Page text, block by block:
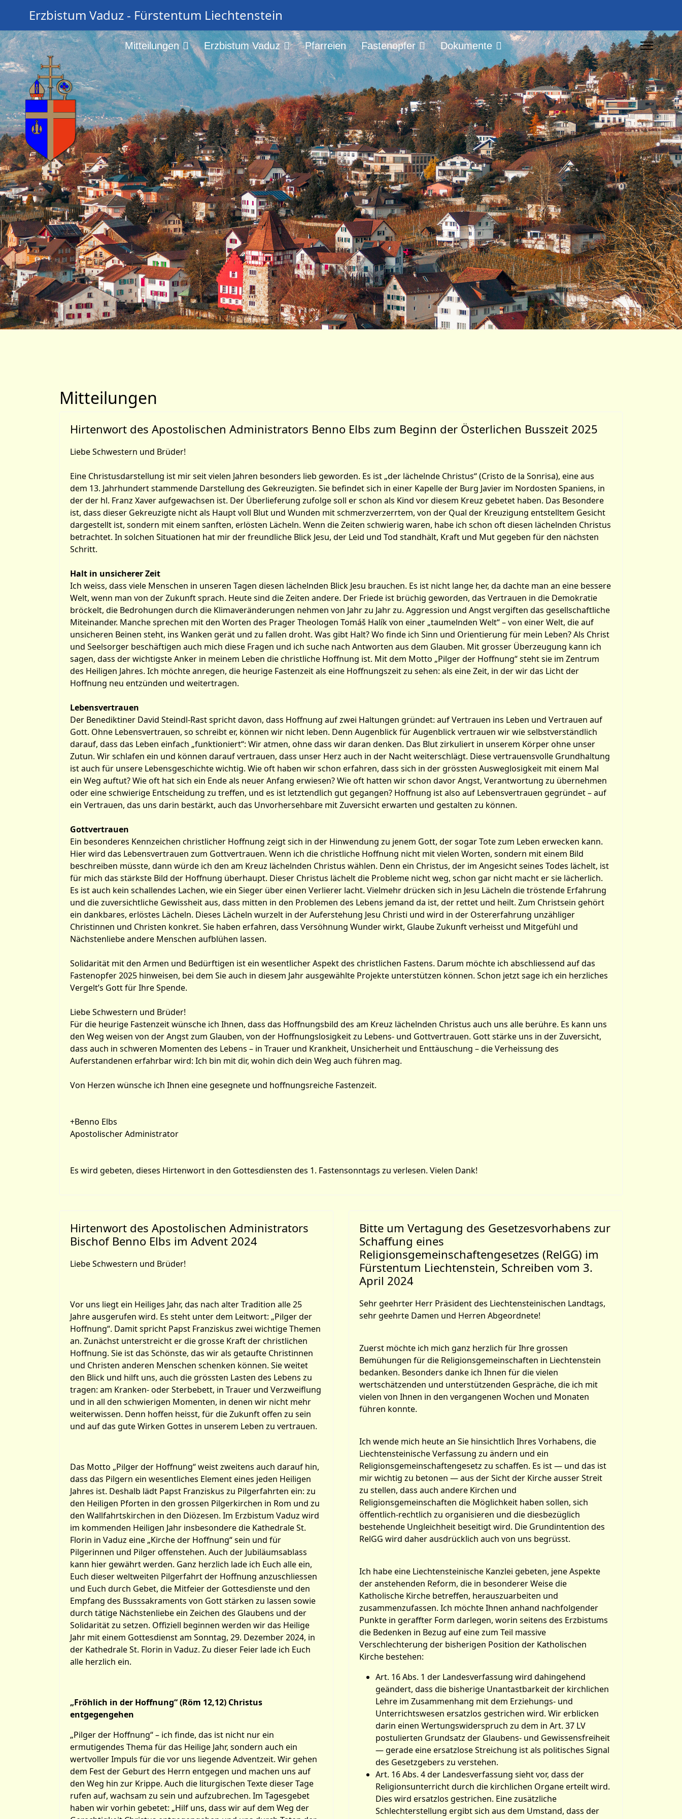
Erzbistum Vaduz - Fürstentum Liechtenstein
Mitteilungen Erzbistum Vaduz Pfarreien Fastenopfer Dokumente
Mitteilungen
Hirtenwort des Apostolischen Administrators Benno Elbs zum Beginn der Österlichen Busszeit 2025
Liebe Schwestern und Brüder!
Eine Christusdarstellung ist mir seit vielen Jahren besonders lieb geworden. Es ist „der lächelnde Christus“ (Cristo de la Sonrisa), eine aus
dem 13. Jahrhundert stammende Darstellung des Gekreuzigten. Sie befindet sich in einer Kapelle der Burg Javier im Nordosten Spaniens, in
der der hl. Franz Xaver aufgewachsen ist. Der Überlieferung zufolge soll er schon als Kind vor diesem Kreuz gebetet haben. Das Besondere
ist, dass dieser Gekreuzigte nicht als Haupt voll Blut und Wunden mit schmerzverzerrtem, von der Qual der Kreuzigung entstelltem Gesicht
dargestellt ist, sondern mit einem sanften, erlösten Lächeln. Wenn die Zeiten schwierig waren, habe ich schon oft diesen lächelnden Christus
betrachtet. In solchen Situationen hat mir der freundliche Blick Jesu, der Leid und Tod standhält, Kraft und Mut gegeben für den nächsten
Schritt.
Halt in unsicherer Zeit
Ich weiss, dass viele Menschen in unseren Tagen diesen lächelnden Blick Jesu brauchen. Es ist nicht lange her, da dachte man an eine bessere
Welt, wenn man von der Zukunft sprach. Heute sind die Zeiten andere. Der Friede ist brüchig geworden, das Vertrauen in die Demokratie
bröckelt, die Bedrohungen durch die Klimaveränderungen nehmen von Jahr zu Jahr zu. Aggression und Angst vergiften das gesellschaftliche
Miteinander. Manche sprechen mit den Worten des Prager Theologen Tomáš Halík von einer „taumelnden Welt“ – von einer Welt, die auf
unsicheren Beinen steht, ins Wanken gerät und zu fallen droht. Was gibt Halt? Wo finde ich Sinn und Orientierung für mein Leben? Als Christ
und Seelsorger beschäftigen auch mich diese Fragen und ich suche nach Antworten aus dem Glauben. Mit grosser Überzeugung kann ich
sagen, dass der wichtigste Anker in meinem Leben die christliche Hoffnung ist. Mit dem Motto „Pilger der Hoffnung“ steht sie im Zentrum
des Heiligen Jahres. Ich möchte anregen, die heurige Fastenzeit als eine Hoffnungszeit zu sehen: als eine Zeit, in der wir das Licht der
Hoffnung neu entzünden und weitertragen.
Lebensvertrauen
Der Benediktiner David Steindl-Rast spricht davon, dass Hoffnung auf zwei Haltungen gründet: auf Vertrauen ins Leben und Vertrauen auf
Gott. Ohne Lebensvertrauen, so schreibt er, können wir nicht leben. Denn Augenblick für Augenblick vertrauen wir wie selbstverständlich
darauf, dass das Leben einfach „funktioniert“: Wir atmen, ohne dass wir daran denken. Das Blut zirkuliert in unserem Körper ohne unser
Zutun. Wir schlafen ein und können darauf vertrauen, dass unser Herz auch in der Nacht weiterschlägt. Diese vertrauensvolle Grundhaltung
ist auch für unsere Lebensgeschichte wichtig. Wie oft haben wir schon erfahren, dass sich in der grössten Ausweglosigkeit mit einem Mal
ein Weg auftut? Wie oft hat sich ein Ende als neuer Anfang erwiesen? Wie oft hatten wir schon davor Angst, Verantwortung zu übernehmen
oder eine schwierige Entscheidung zu treffen, und es ist letztendlich gut gegangen? Hoffnung ist also auf Lebensvertrauen gegründet – auf
ein Vertrauen, das uns darin bestärkt, auch das Unvorhersehbare mit Zuversicht erwarten und gestalten zu können.
Gottvertrauen
Ein besonderes Kennzeichen christlicher Hoffnung zeigt sich in der Hinwendung zu jenem Gott, der sogar Tote zum Leben erwecken kann.
Hier wird das Lebensvertrauen zum Gottvertrauen. Wenn ich die christliche Hoffnung nicht mit vielen Worten, sondern mit einem Bild
beschreiben müsste, dann würde ich den am Kreuz lächelnden Christus wählen. Denn ein Christus, der im Angesicht seines Todes lächelt, ist
für mich das stärkste Bild der Hoffnung überhaupt. Dieser Christus lächelt die Probleme nicht weg, schon gar nicht macht er sie lächerlich.
Es ist auch kein schallendes Lachen, wie ein Sieger über einen Verlierer lacht. Vielmehr drücken sich in Jesu Lächeln die tröstende Erfahrung
und die zuversichtliche Gewissheit aus, dass mitten in den Problemen des Lebens jemand da ist, der rettet und heilt. Zum Christsein gehört
ein dankbares, erlöstes Lächeln. Dieses Lächeln wurzelt in der Auferstehung Jesu Christi und wird in der Ostererfahrung unzähliger
Christinnen und Christen konkret. Sie haben erfahren, dass Versöhnung Wunder wirkt, Glaube Zukunft verheisst und Mitgefühl und
Nächstenliebe andere Menschen aufblühen lassen.
Solidarität mit den Armen und Bedürftigen ist ein wesentlicher Aspekt des christlichen Fastens. Darum möchte ich abschliessend auf das
Fastenopfer 2025 hinweisen, bei dem Sie auch in diesem Jahr ausgewählte Projekte unterstützen können. Schon jetzt sage ich ein herzliches
Vergelt’s Gott für Ihre Spende.
Liebe Schwestern und Brüder!
Für die heurige Fastenzeit wünsche ich Ihnen, dass das Hoffnungsbild des am Kreuz lächelnden Christus auch uns alle berühre. Es kann uns
den Weg weisen von der Angst zum Glauben, von der Hoffnungslosigkeit zu Lebens- und Gottvertrauen. Gott stärke uns in der Zuversicht,
dass auch in schweren Momenten des Lebens – in Trauer und Krankheit, Unsicherheit und Enttäuschung – die Verheissung des
Auferstandenen erfahrbar wird: Ich bin mit dir, wohin dich dein Weg auch führen mag.
Von Herzen wünsche ich Ihnen eine gesegnete und hoffnungsreiche Fastenzeit.
+Benno Elbs
Apostolischer Administrator
Es wird gebeten, dieses Hirtenwort in den Gottesdiensten des 1. Fastensonntags zu verlesen. Vielen Dank!
Hirtenwort des Apostolischen Administrators
Bischof Benno Elbs im Advent 2024
Liebe Schwestern und Brüder!
Vor uns liegt ein Heiliges Jahr, das nach alter Tradition alle 25
Jahre ausgerufen wird. Es steht unter dem Leitwort: „Pilger der
Hoffnung“. Damit spricht Papst Franziskus zwei wichtige Themen
an. Zunächst unterstreicht er die grosse Kraft der christlichen
Hoffnung. Sie ist das Schönste, das wir als getaufte Christinnen
und Christen anderen Menschen schenken können. Sie weitet
den Blick und hilft uns, auch die grössten Lasten des Lebens zu
tragen: am Kranken- oder Sterbebett, in Trauer und Verzweiflung
und in all den schwierigen Momenten, in denen wir nicht mehr
weiterwissen. Denn hoffen heisst, für die Zukunft offen zu sein
und auf das gute Wirken Gottes in unserem Leben zu vertrauen.
Das Motto „Pilger der Hoffnung“ weist zweitens auch darauf hin,
dass das Pilgern ein wesentliches Element eines jeden Heiligen
Jahres ist. Deshalb lädt Papst Franziskus zu Pilgerfahrten ein: zu
den Heiligen Pforten in den grossen Pilgerkirchen in Rom und zu
den Wallfahrtskirchen in den Diözesen. Im Erzbistum Vaduz wird
im kommenden Heiligen Jahr insbesondere die Kathedrale St.
Florin in Vaduz eine „Kirche der Hoffnung“ sein und für
Pilgerinnen und Pilger offenstehen. Auch der Jubiläumsablass
kann hier gewährt werden. Ganz herzlich lade ich Euch alle ein,
Euch dieser weltweiten Pilgerfahrt der Hoffnung anzuschliessen
und Euch durch Gebet, die Mitfeier der Gottesdienste und den
Empfang des Busssakraments von Gott stärken zu lassen sowie
durch tätige Nächstenliebe ein Zeichen des Glaubens und der
Solidarität zu setzen. Offiziell beginnen werden wir das Heilige
Jahr mit einem Gottesdienst am Sonntag, 29. Dezember 2024, in
der Kathedrale St. Florin in Vaduz. Zu dieser Feier lade ich Euch
alle herzlich ein.
„Fröhlich in der Hoffnung“ (Röm 12,12) Christus
entgegengehen
„Pilger der Hoffnung“ – ich finde, das ist nicht nur ein
ermutigendes Thema für das Heilige Jahr, sondern auch ein
wertvoller Impuls für die vor uns liegende Adventzeit. Wir gehen
dem Fest der Geburt des Herrn entgegen und machen uns auf
den Weg hin zur Krippe. Auch die liturgischen Texte dieser Tage
rufen auf, wachsam zu sein und aufzubrechen. Im Tagesgebet
haben wir vorhin gebetet: „Hilf uns, dass wir auf dem Weg der
Bitte um Vertagung des Gesetzesvorhabens zur
Schaffung eines
Religionsgemeinschaftengesetzes (RelGG) im
Fürstentum Liechtenstein, Schreiben vom 3.
April 2024
Sehr geehrter Herr Präsident des Liechtensteinischen Landtags,
sehr geehrte Damen und Herren Abgeordnete!
Zuerst möchte ich mich ganz herzlich für Ihre grossen
Bemühungen für die Religionsgemeinschaften in Liechtenstein
bedanken. Besonders danke ich Ihnen für die vielen
wertschätzenden und unterstützenden Gespräche, die ich mit
vielen von Ihnen in den vergangenen Wochen und Monaten
führen konnte.
Ich wende mich heute an Sie hinsichtlich Ihres Vorhabens, die
Liechtensteinische Verfassung zu ändern und ein
Religionsgemeinschaftengesetz zu schaffen. Es ist — und das ist
mir wichtig zu betonen — aus der Sicht der Kirche ausser Streit
zu stellen, dass auch andere Kirchen und
Religionsgemeinschaften die Möglichkeit haben sollen, sich
öffentlich-rechtlich zu organisieren und die diesbezüglich
bestehende Ungleichheit beseitigt wird. Die Grundintention des
RelGG wird daher ausdrücklich auch von uns begrüsst.
Ich habe eine Liechtensteinische Kanzlei gebeten, jene Aspekte
der anstehenden Reform, die in besonderer Weise die
Katholische Kirche betreffen, herauszuarbeiten und
zusammenzufassen. Ich möchte Ihnen anhand nachfolgender
Punkte in geraffter Form darlegen, worin seitens des Erzbistums
die Bedenken in Bezug auf eine zum Teil massive
Verschlechterung der bisherigen Position der Katholischen
Kirche bestehen:
Art. 16 Abs. 1 der Landesverfassung wird dahingehend
geändert, dass die bisherige Unantastbarkeit der kirchlichen
Lehre im Zusammenhang mit dem Erziehungs- und
Unterrichtswesen ersatzlos gestrichen wird. Wir erblicken
darin einen Wertungswiderspruch zu dem in Art. 37 LV
postulierten Grundsatz der Glaubens- und Gewissensfreiheit
— gerade eine ersatzlose Streichung ist als politisches Signal
des Gesetzgebers zu verstehen.
Art. 16 Abs. 4 der Landesverfassung sieht vor, dass der
Religionsunterricht durch die kirchlichen Organe erteilt wird.
Dies wird ersatzlos gestrichen. Eine zusätzliche
Schlechterstellung ergibt sich aus dem Umstand, dass der